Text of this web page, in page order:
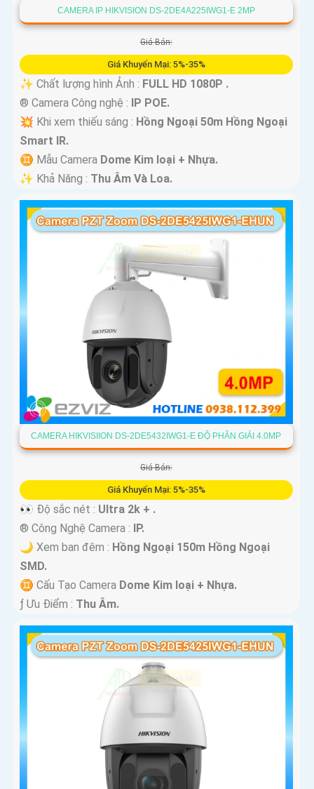
CAMERA IP HIKVISION DS-2DE4A225IWG1-E 2MP
Giá Bán:
Giá Khuyến Mại: 5%-35%
✨ Chất lượng hình Ảnh : FULL HD 1080P .
®️ Camera Công nghệ : IP POE.
💥 Khi xem thiếu sáng : Hồng Ngoại 50m Hồng Ngoại
Smart IR.
♊ Mẫu Camera Dome Kim loại + Nhựa.
️✨ Khả Năng : Thu Âm Và Loa.
CAMERA HIKVISIION DS-2DE5432IWG1-E ĐỘ PHÂN GIẢI 4.0MP
Giá Bán:
Giá Khuyến Mại: 5%-35%
️
👀 Độ sắc nét : Ultra 2k + .
®️ Công Nghệ Camera : IP.
🌙 Xem ban đêm : Hồng Ngoại 150m Hồng Ngoại
SMD.
♊ Cấu Tạo Camera Dome Kim loại + Nhựa.
️ƒ Ưu Điểm : Thu Âm.